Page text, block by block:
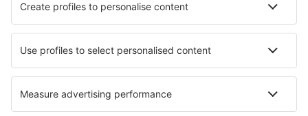
Cazare în Thum Cazare în Whites Creek
Cazare în Llandeilo Cazare în Nieuwleusen